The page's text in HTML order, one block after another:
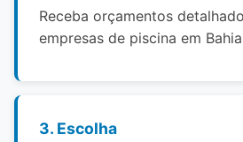
Receba orçamentos
empresas de piscina em
3. Escolha